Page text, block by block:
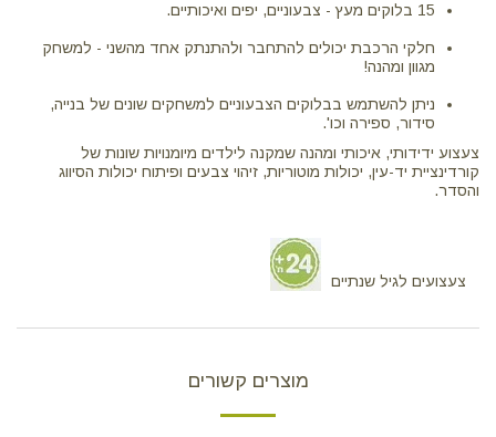
15 בלוקים מעץ - צבעוניים, יפים ואיכותיים.
חלקי הרכבת יכולים להתחבר ולהתנתק אחד מהשני - למשחק
מגוון ומהנה!
ניתן להשתמש בבלוקים הצבעוניים למשחקים שונים של בנייה,
סידור, ספירה וכו'.
צעצוע ידידותי, איכותי ומהנה שמקנה לילדים מיומנויות שונות של
קורדינציית יד-עין, יכולות מוטוריות, זיהוי צבעים ופיתוח יכולות הסיווג
והסדר.
צעצועים לגיל שנתיים
מוצרים קשורים